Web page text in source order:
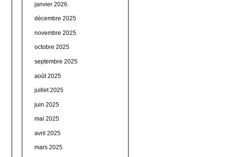
janvier 2026
décembre 2025
novembre 2025
octobre 2025
septembre 2025
août 2025
juillet 2025
juin 2025
mai 2025
avril 2025
mars 2025